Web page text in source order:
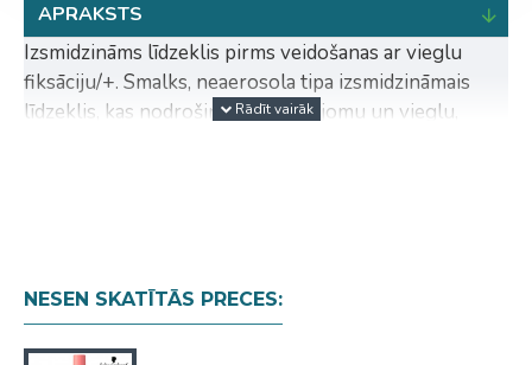
APRAKSTS
Izsmidzināms līdzeklis pirms veidošanas ar vieglu
fiksāciju/+. Smalks, neaerosola tipa izsmidzināmais
līdzeklis, kas nodrošina dabīgu apjomu un vieglu,
NESEN SKATĪTĀS PRECES: